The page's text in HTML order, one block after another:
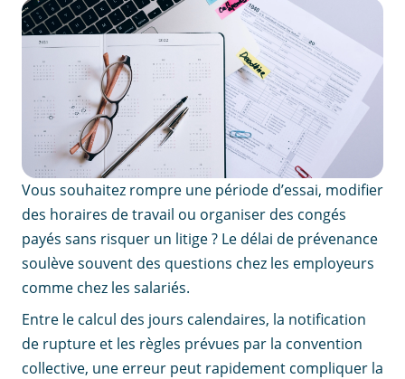
Vous souhaitez rompre une période d’essai, modifier
des horaires de travail ou organiser des congés
payés sans risquer un litige ? Le délai de prévenance
soulève souvent des questions chez les employeurs
comme chez les salariés.
Entre le calcul des jours calendaires, la notification
de rupture et les règles prévues par la convention
collective, une erreur peut rapidement compliquer la